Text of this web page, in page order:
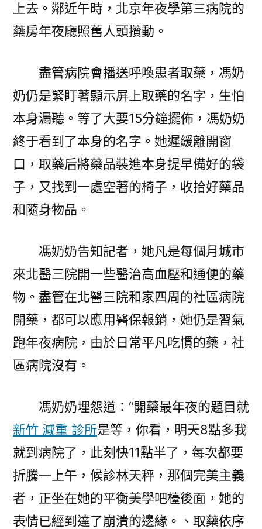
上去。鄰近午時，北京年夜學第三病院的
藥房年夜廳照舊人頭攢動。
盡管病院會播送呼喚患者取藥，馮奶
奶仍是緊盯著顯示屏上取藥的名字，生怕
本身漏聽。等了大要15分鐘擺佈，馮奶奶
終于看到了本身的名字。她遲緩離開窗
口，取藥后將藥品裝進本身提早備好的袋
子，又找到一處空著的椅子，收拾好藥品
和隨身物品。
馮奶奶告知記者，她凡是每個月城市
來北醫三院開一些醫治高血壓和通便的藥
物。盡管在北醫三院和家四周的社區病院
開藥，都可以應用醫保報銷，她仍是習氣
跑年夜病院，由於日常平凡吃慣的藥，社
區病院沒有。
馮奶奶埋怨道：“開藥最年夜的題目就
新竹 減重 診所是等，你看，明天8點多我
就到病院了，此刻快11點半了，每次都要
折騰一上午，候診林天秤，那個完美主義
者，正坐在她的平衡美學吧檯後面，她的
表情已經到達了崩潰的邊緣。、取藥依序